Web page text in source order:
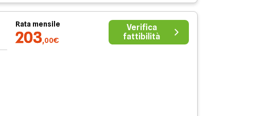
Rata mensile
203,00€
Verifica
fattibilità